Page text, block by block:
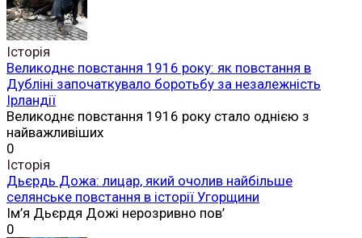
Історія
Великоднє повстання 1916 року: як повстання в
Дубліні започаткувало боротьбу за незалежність
Ірландії
Великоднє повстання 1916 року стало однією з
найважливіших
0
Історія
Дьєрдь Дожа: лицар, який очолив найбільше
селянське повстання в історії Угорщини
Ім’я Дьєрдя Дожі нерозривно пов’
0